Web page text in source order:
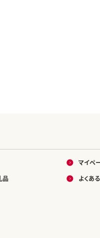
品
マイペ
よくあ